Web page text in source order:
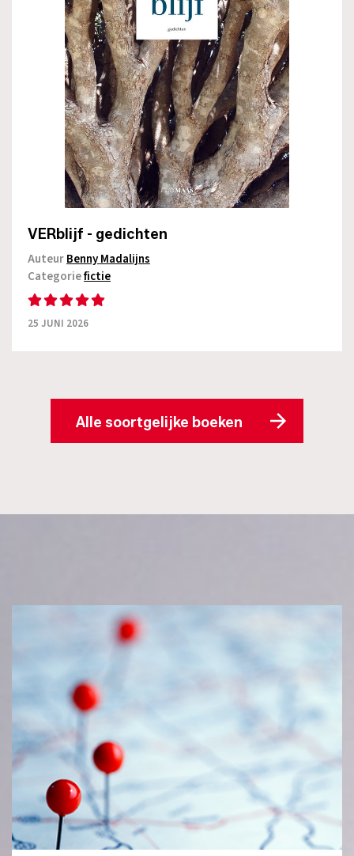
VERblijf - gedichten
AuteurBenny Madalijns
Categoriefictie
25 JUNI 2026
Alle soortgelijke boeken